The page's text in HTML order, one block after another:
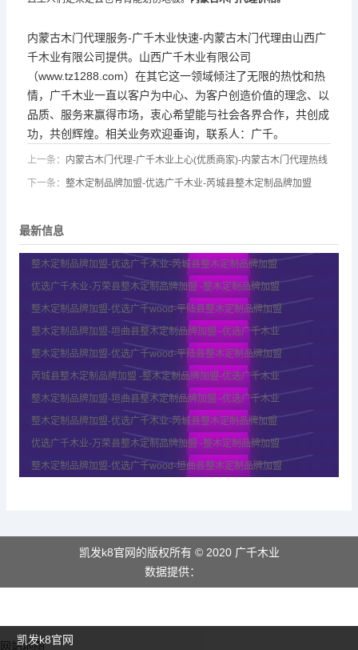
内蒙古木门代理服务-广千木业快速-内蒙古木门代理由山西广
千木业有限公司提供。山西广千木业有限公司
（www.tz1288.com）在其它这一领域倾注了无限的热忱和热
情，广千木业一直以客户为中心、为客户创造价值的理念、以
品质、服务来赢得市场，衷心希望能与社会各界合作，共创成
功，共创辉煌。相关业务欢迎垂询，联系人：广千。
上一条： 内蒙古木门代理-广千木业上心(优质商家)-内蒙古木门代理热线
下一条： 整木定制品牌加盟-优选广千木业-芮城县整木定制品牌加盟
最新信息
整木定制品牌加盟-优选广千木业-芮城县整木定制品牌加盟
优选广千木业-万荣县整木定制品牌加盟 -整木定制品牌加盟
整木定制品牌加盟-优选广千wood-平陆县整木定制品牌加盟
整木定制品牌加盟-垣曲县整木定制品牌加盟 -优选广千木业
整木定制品牌加盟-优选广千wood-平陆县整木定制品牌加盟
芮城县整木定制品牌加盟 -整木定制品牌加盟-优选广千木业
整木定制品牌加盟-垣曲县整木定制品牌加盟 -优选广千木业
整木定制品牌加盟-优选广千木业-芮城县整木定制品牌加盟
优选广千木业-万荣县整木定制品牌加盟 -整木定制品牌加盟
整木定制品牌加盟-优选广千wood-垣曲县整木定制品牌加盟
凯发k8官网的版权所有 © 2020 广千木业
数据提供：
凯发k8官网
网站地图